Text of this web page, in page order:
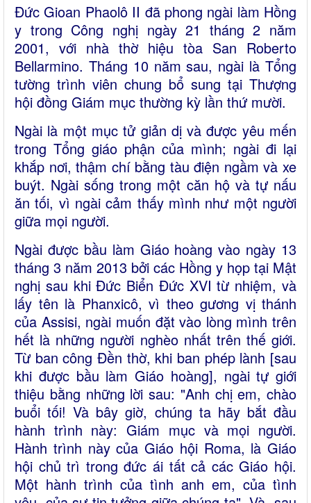
Đức Gioan Phaolô II đã phong ngài làm Hồng
y trong Công nghị ngày 21 tháng 2 năm
2001, với nhà thờ hiệu tòa San Roberto
Bellarmino. Tháng 10 năm sau, ngài là Tổng
tường trình viên chung bổ sung tại Thượng
hội đồng Giám mục thường kỳ lần thứ mười.
Ngài là một mục tử giản dị và được yêu mến
trong Tổng giáo phận của mình; ngài đi lại
khắp nơi, thậm chí bằng tàu điện ngầm và xe
buýt. Ngài sống trong một căn hộ và tự nấu
ăn tối, vì ngài cảm thấy mình như một người
giữa mọi người.
Ngài được bầu làm Giáo hoàng vào ngày 13
tháng 3 năm 2013 bởi các Hồng y họp tại Mật
nghị sau khi Đức Biển Đức XVI từ nhiệm, và
lấy tên là Phanxicô, vì theo gương vị thánh
của Assisi, ngài muốn đặt vào lòng mình trên
hết là những người nghèo nhất trên thế giới.
Từ ban công Đền thờ, khi ban phép lành [sau
khi được bầu làm Giáo hoàng], ngài tự giới
thiệu bằng những lời sau: "Anh chị em, chào
buổi tối! Và bây giờ, chúng ta hãy bắt đầu
hành trình này: Giám mục và mọi người.
Hành trình này của Giáo hội Roma, là Giáo
hội chủ trì trong đức ái tất cả các Giáo hội.
Một hành trình của tình anh em, của tình